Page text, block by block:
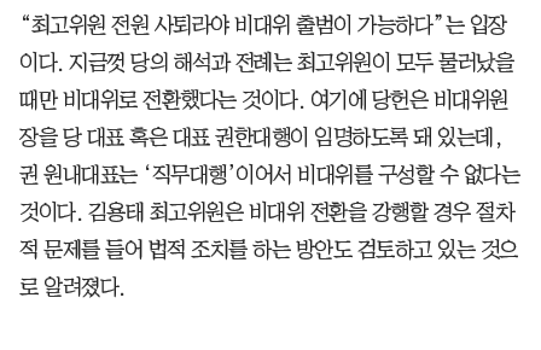
“최고위원 전원 사퇴라야 비대위 출범이 가능하다”는 입장
이다. 지금껏 당의 해석과 전례는 최고위원이 모두 물러났을
때만 비대위로 전환했다는 것이다. 여기에 당헌은 비대위원
장을 당 대표 혹은 대표 권한대행이 임명하도록 돼 있는데,
권 원내대표는 ‘직무대행’이어서 비대위를 구성할 수 없다는
것이다. 김용태 최고위원은 비대위 전환을 강행할 경우 절차
적 문제를 들어 법적 조치를 하는 방안도 검토하고 있는 것으
로 알려졌다.